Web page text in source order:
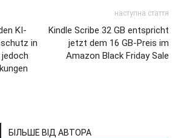
KI-
in
наступна стаття
Kindle Scribe 32 GB entspricht
jetzt dem 16 GB-Preis im
Amazon Black Friday Sale
БІЛЬШЕ ВІД АВТОРА